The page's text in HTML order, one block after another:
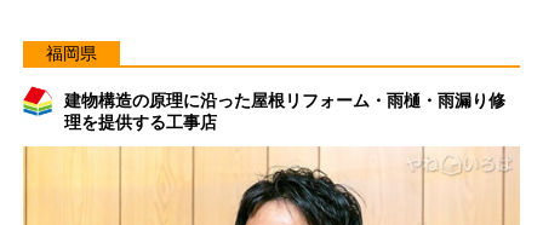
福岡県
建物構造の原理に沿った屋根リフォーム・雨樋・雨漏り修
理を提供する工事店